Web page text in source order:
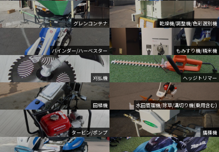
グレンコンテナ 乾燥機/調整機/色彩選別機
バインダー/ハーベスター もみすり機/精米機
刈払機 ヘッジトリマー
田植機 水田管理機/除草/溝切り機(乗用含む)
タービン/ポンプ 播種機